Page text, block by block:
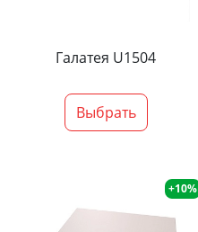
Галатея U1504
Выбрать
+10%